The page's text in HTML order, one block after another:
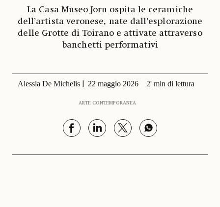
La Casa Museo Jorn ospita le ceramiche
dell’artista veronese, nate dall’esplorazione
delle Grotte di Toirano e attivate attraverso
banchetti performativi
Alessia De Michelis 22 maggio 2026 2' min di lettura
ARTE CONTEMPORANEA